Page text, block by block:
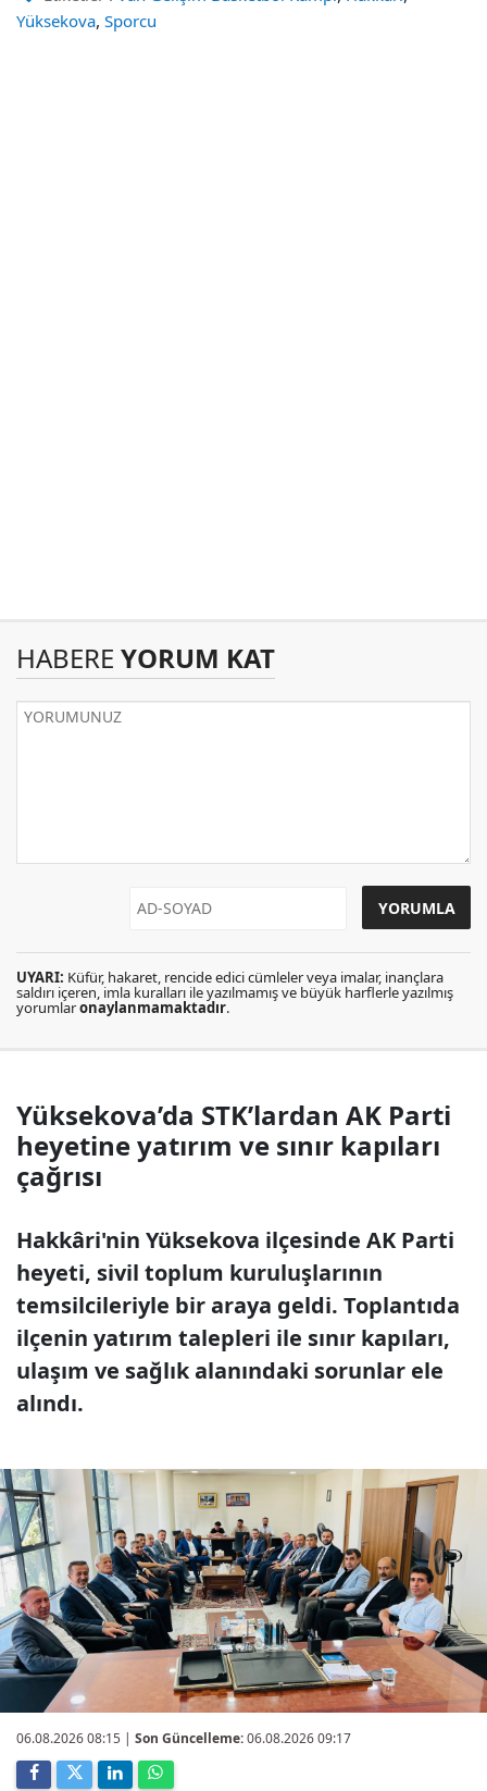
Yüksekova, Sporcu
HABERE YORUM KAT
UYARI: Küfür, hakaret, rencide edici cümleler veya imalar, inançlara
saldırı içeren, imla kuralları ile yazılmamış ve büyük harflerle yazılmış
yorumlaronaylanmamaktadır.
Yüksekova’da STK’lardan AK Parti
heyetine yatırım ve sınır kapıları
çağrısı
Hakkâri'nin Yüksekova ilçesinde AK Parti
heyeti, sivil toplum kuruluşlarının
temsilcileriyle bir araya geldi. Toplantıda
ilçenin yatırım talepleri ile sınır kapıları,
ulaşım ve sağlık alanındaki sorunlar ele
alındı.
06.08.2026 08:15 | Son Güncelleme:06.08.2026 09:17